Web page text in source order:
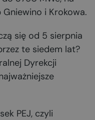
i Krokowa.
się od 5 sierpnia
te siedem lat?
Dyrekcji
PEJ, czyli